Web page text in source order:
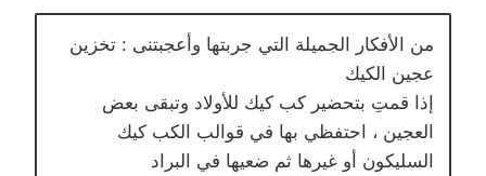
من اﻷفكار الجميلة التي جربتها وأعجبتنى : تخزين
عجين الكيك
إذا قمتِ بتحضير كب كيك للأولاد وتبقى بعض
العجين ، احتفظي بها في قوالب الكب كيك
السليكون أو غيرها ثم ضعيها في البراد